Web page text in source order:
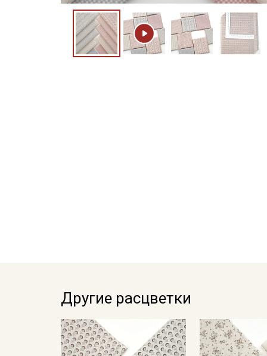
Другие расцветки